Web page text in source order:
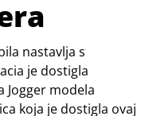
nastavlja s
je dostigla
Jogger modela
koja je dostigla ovaj